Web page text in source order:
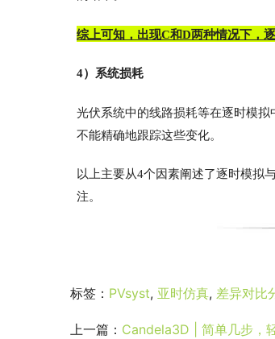
A情况：亚时及逐时辐照曲线均在红
B情况：亚时级逐时辐照曲线均在红
的累计辐射量数值相同，两种不同步
：红线高于逐时辐照强度，
若按分钟步长模拟，高于红线以上的